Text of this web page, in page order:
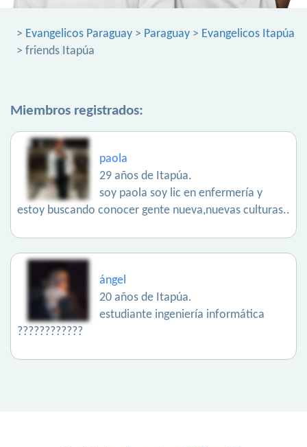
> Evangelicos Paraguay > Paraguay > Evangelicos Itapúa
> friends Itapúa
Miembros registrados:
paola
29 años de Itapúa.
soy paola soy lic en enfermería y
estoy buscando conocer gente nueva,nuevas culturas..
ángel
20 años de Itapúa.
estudiante ingeniería informática
????????????